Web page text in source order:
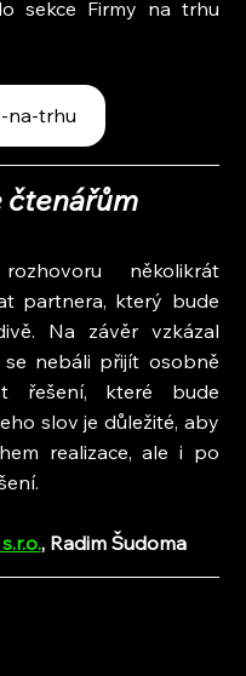
sekce Firmy na trhu
na-trhu
čtenářům
několikrát
partnera, který bude
Na závěr vzkázal
nebáli přijít osobně
řešení, které bude
slov je důležité, aby
realizace, ale i po
, Radim Šudoma